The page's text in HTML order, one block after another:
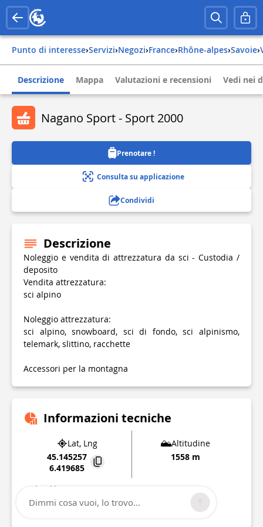
Punto di interesse› Servizi› Negozi› france› rhône-alpes› savoie›
Descrizione Mappa Valutazioni e recensioni Vedi nei
Nagano Sport - Sport 2000
Prenotare !
Consulta su applicazione
Condividi
Descrizione
Noleggio e vendita di attrezzatura da sci - Custodia /
deposito
Vendita attrezzatura:
sci alpino
Noleggio attrezzatura:
sci alpino, snowboard, sci di fondo, sci alpinismo,
telemark, slittino, racchette
Accessori per la montagna
Informazioni tecniche
Lat, Lng
45.145257
6.419685
Altitudine
1558 m
Les Verneys
73450
Valloire
Punto di interesse aggiornato il
11/07/2026
Dimmi cosa vuoi, lo trovo...